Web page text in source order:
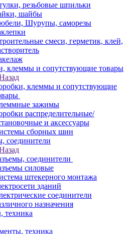
резьбовые шпильки
шайбы
Шурупы, саморезы
смеси, герметик, клей,
клеммы и сопутствующие товары
клеммы и сопутствующие
зажимы
распределительные/
и аксессуары
сборных шин
соединители
соединители
силовые
штекерного монтажа
зданий
соединители
назначения
техника
техника